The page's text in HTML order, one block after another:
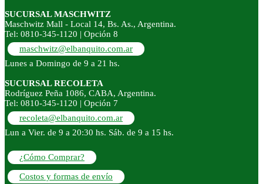
SUCURSAL MASCHWITZ
Maschwitz Mall - Local 14, Bs. As., Argentina.
Tel: 0810-345-1120 | Opción 8
maschwitz@elbanquito.com.ar
Lunes a Domingo de 9 a 21 hs.
SUCURSAL RECOLETA
Rodríguez Peña 1086, CABA, Argentina.
Tel: 0810-345-1120 | Opción 7
recoleta@elbanquito.com.ar
Lun a Vier. de 9 a 20:30 hs. Sáb. de 9 a 15 hs.
¿Cómo Comprar?
Costos y formas de envío